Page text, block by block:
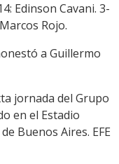
Edinson Cavani. 3-
Rojo.
a Guillermo
jornada del Grupo
en el Estadio
Buenos Aires. EFE